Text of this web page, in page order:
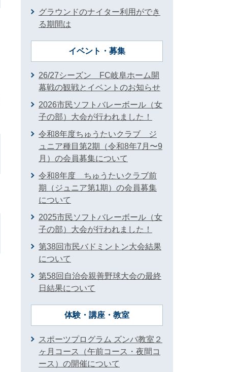
グラウンドのナイター利用ができ
る期間は
イベント・募集
26/27シーズン FC岐阜ホーム開
幕戦の観戦とイベントのお知らせ
2026市民ソフトバレーボール（女
子の部）大会が行われました！
令和8年度ちゅうたいクラブ ジ
ュニア種目第2期（令和8年7月〜9
月）の会員募集について
令和8年度 ちゅうたいクラブ前
期（ジュニア第1期）の会員募集
について
2025市民ソフトバレーボール（女
子の部）大会が行われました！
第38回市民バドミントン大会結果
について
第58回自治会親善野球大会の最終
日結果について
体験・講座・教室
スポーツプログラム ズンバ教室２
ヶ月コース（午前コース・夜間コ
ース）の開催について